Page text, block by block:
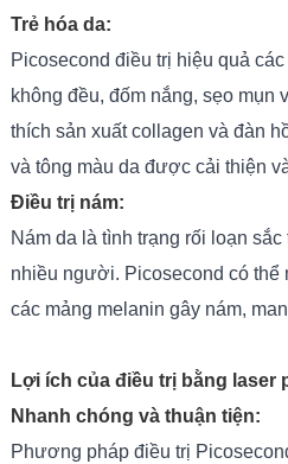
Trẻ hóa da:
Picosecond điều trị hiệu quả
không đều, đốm nắng, sẹo mụn
thích sản xuất collagen và đàn
và tông màu da được cải thiện
Điều trị nám:
Nám da là tình trạng rối loạn
nhiều người. Picosecond có thể
các mảng melanin gây nám,
Lợi ích của điều trị bằng laser
Nhanh chóng và thuận tiện:
Phương pháp điều trị